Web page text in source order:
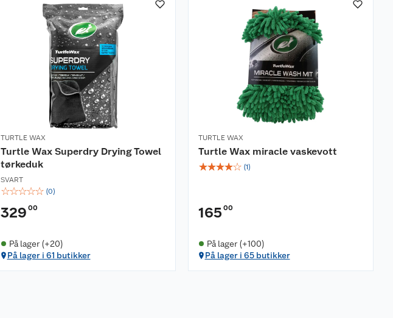
TURTLE WAX
Turtle Wax Superdry Drying Towel
tørkeduk
SVART
☆☆☆☆☆ (0)
329 00
På lager (+20)
På lager i 61 butikker
TURTLE WAX
Turtle Wax miracle vaskevott
☆☆☆☆☆ (1)
165 00
På lager (+100)
På lager i 65 butikker